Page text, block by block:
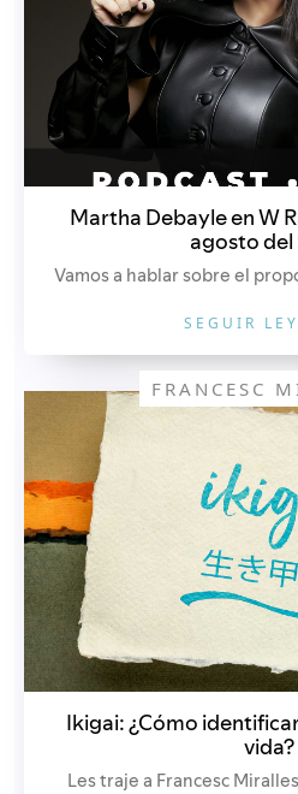
Martha Debayle en W
agosto
Vamos a hablar sobre el
SEGUIR
FRANCESC
Ikigai: ¿Cómo
vida?
Les traje a Francesc